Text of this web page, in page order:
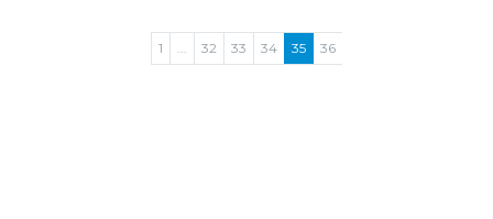
1 32 33 34 35 36